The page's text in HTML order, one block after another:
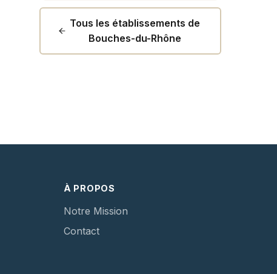
Tous les établissements de
Bouches-du-Rhône
À PROPOS
Notre Mission
Contact